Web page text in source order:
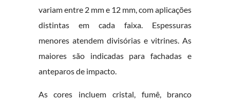
variam entre 2 mm e 12 mm, com aplicações
distintas em cada faixa. Espessuras
menores atendem divisórias e vitrines. As
maiores são indicadas para fachadas e
anteparos de impacto.
As cores incluem cristal, fumê, branco